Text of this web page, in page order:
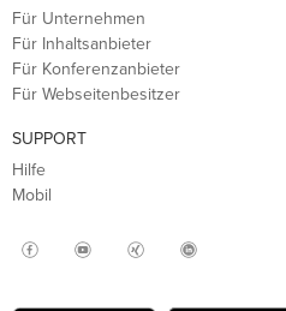
Für Unternehmen
Für Inhaltsanbieter
Für Konferenzanbieter
Für Webseitenbesitzer
SUPPORT
Hilfe
Mobil